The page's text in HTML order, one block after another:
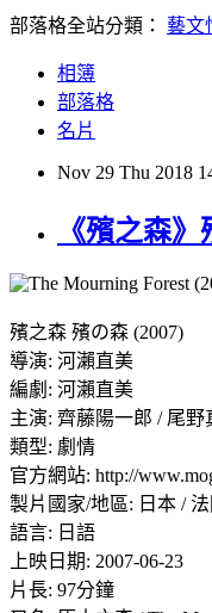
部落格全站分類： 藝文
相簿
部落格
名片
Nov 29 Thu 2018
《殯之森
殯之森 殯の森 (2007)
導演: 河瀨直美
編劇: 河瀨直美
主演: 齊藤陽一郎 / 尾
類型: 劇情
官方網站: http://
製片國家/地區: 日本 / 法
語言: 日語
上映日期: 2007-06-23
片長: 97分鐘